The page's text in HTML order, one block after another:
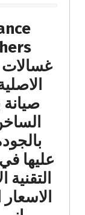
غسالات
عليها